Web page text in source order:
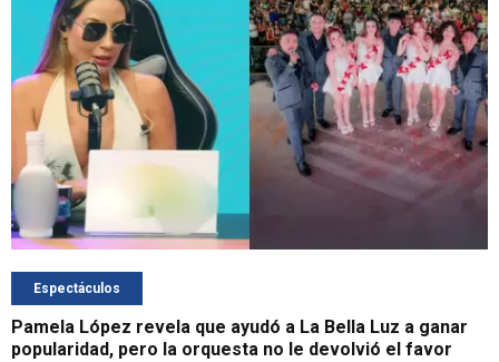
Espectáculos
Pamela López revela que ayudó a La Bella Luz a ganar
popularidad, pero la orquesta no le devolvió el favor